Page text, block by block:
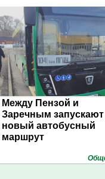
Между Пензой и
Заречным запускают
новый автобусный
маршрут